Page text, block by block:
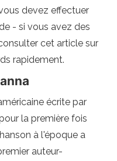
devez effectuer
- si vous avez des
cet article sur
rapidement.
écrite par
la première fois
à l'époque a
auteur-